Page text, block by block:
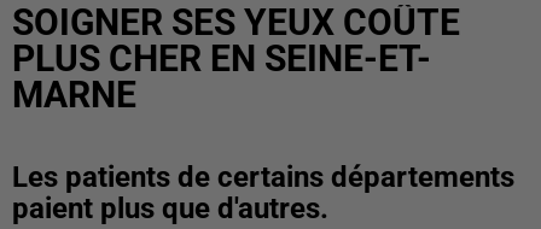
SOIGNER SES YEUX COÛTE
PLUS CHER EN SEINE-ET-
MARNE
Les patients de certains départements
paient plus que d'autres.